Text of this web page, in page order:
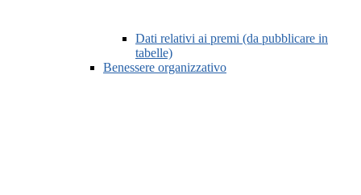
Dati relativi ai premi (da pubblicare in
tabelle)
Benessere organizzativo